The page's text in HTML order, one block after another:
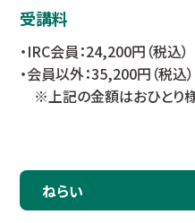
受講料
・IRC会員：24,200円（税込）
・会員以外：35,200円（税込）
※上記の金額はおひとり
ねらい